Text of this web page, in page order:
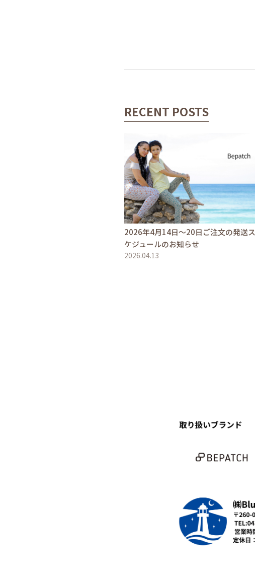
RECENT POSTS
2026年4月14日〜20日ご注文の発送ス
ケジュールのお知らせ
2026.04.13